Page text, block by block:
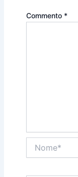
Commento *